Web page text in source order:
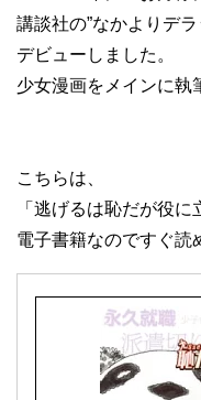
講談社の”なかよりデラ
デビューしました。
少女漫画をメインに執
こちらは、
「逃げるは恥だが役に
電子書籍なのですぐ読